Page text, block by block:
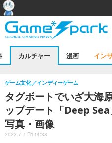
カルチャー 漫画 イン
タグボートでいざ大
ップデート「Deep
写真・画像
ゲーム文化 インディーゲーム
2023.7.7 Fri 14:38